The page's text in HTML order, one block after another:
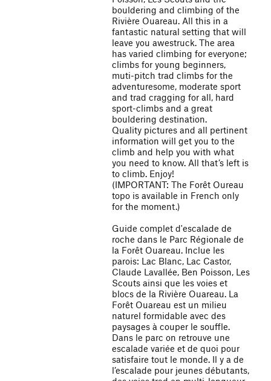
bouldering and climbing of the
Rivière Ouareau. All this in a
fantastic natural setting that will
leave you awestruck. The area
has varied climbing for everyone;
climbs for young beginners,
muti-pitch trad climbs for the
adventuresome, moderate sport
and trad cragging for all, hard
sport-climbs and a great
bouldering destination.
Quality pictures and all pertinent
information will get you to the
climb and help you with what
you need to know. All that’s left is
to climb. Enjoy!
(IMPORTANT: The Forêt Oureau
topo is available in French only
for the moment.)
Guide complet d'escalade de
roche dans le Parc Régionale de
la Forêt Ouareau. Inclue les
parois: Lac Blanc, Lac Castor,
Claude Lavallée, Ben Poisson, Les
Scouts ainsi que les voies et
blocs de la Rivière Ouareau. La
Forêt Ouareau est un milieu
naturel formidable avec des
paysages à couper le souffle.
Dans le parc on retrouve une
escalade variée et de quoi pour
satisfaire tout le monde. Il y a de
l’escalade pour jeunes débutants,